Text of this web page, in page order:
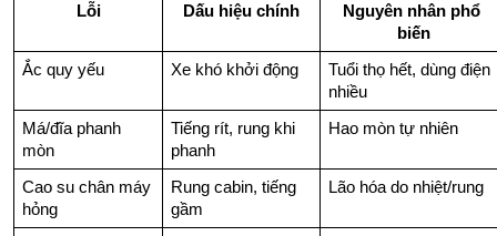
Lỗi
Dấu hiệu chính
Nguyên nhân phổ
biến
Ắc quy yếu Xe khó khởi động
Tuổi thọ hết, dùng điện
nhiều
Má/đĩa phanh
mòn
Tiếng rít, rung khi
phanh
Hao mòn tự nhiên
Cao su chân máy
hỏng
Rung cabin, tiếng
gầm
Lão hóa do nhiệt/rung